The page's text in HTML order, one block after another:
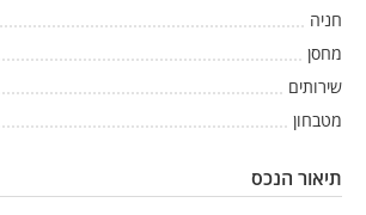
חניה
מחסן
שירותים
מטבחון
תיאור הנכס